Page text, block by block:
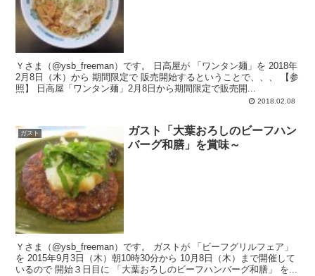
Ｙさま（@ysb_freeman）です。 日高屋が 「ワンタン麺」を 2018年
2月8日（木）から 期間限定で 販売開始するということで、、、 【参
照】 日高屋「ワンタン麺」2月8日から期間限定で販売開...
2018.02.08
ガスト
ガスト「大葉おろしのビーフハン
バーグ和膳」を賞味～
Ｙさま（@ysb_freeman）です。 ガストが 「ビーフグリルフェア」
を 2015年9月3日（木）朝10時30分から 10月8日（木）まで開催して
いるので 開始３日目に 「大葉おろしのビーフハンバーグ和膳」 を...